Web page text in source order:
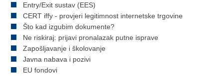
Entry/Exit sustav (EES)
CERT iffy - provjeri legitimnost internetske trgovine
Što kad izgubim dokumente?
Ne riskiraj: prijavi pronalazak putne isprave
Zapošljavanje i školovanje
Javna nabava i pozivi
EU fondovi